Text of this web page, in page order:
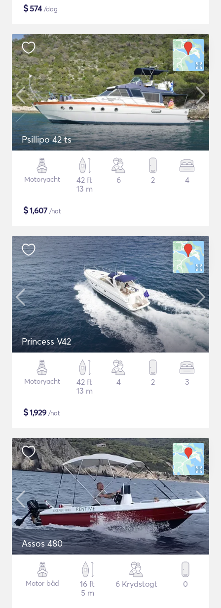
$574/dag
Psillipo 42 ts
Motoryacht
42 ft
13 m
6 2 4
$1,607 /nat
Princess V42
Motoryacht
42 ft
13 m
4 2 3
$1,929 /nat
Assos 480
Motor båd
16 ft
5 m
6 Krydstogt 0